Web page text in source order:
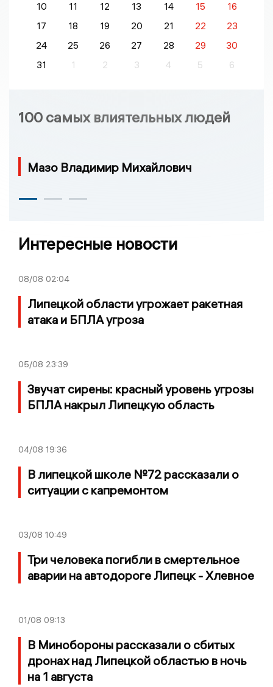
10
11 12 13 14 15
16
17
18 19 20 21 22
23
24
25 26 27 28 29
30
31
1 2 3 4 5 6
100 самых влиятельных людей
Мазо Владимир Михайлович
Интересные новости
08/08 02:04
Липецкой области угрожает ракетная
атака и БПЛА угроза
05/08 23:39
Звучат сирены: красный уровень угрозы
БПЛА накрыл Липецкую область
04/08 19:36
В липецкой школе №72 рассказали о
ситуации с капремонтом
03/08 10:49
Три человека погибли в смертельное
аварии на автодороге Липецк - Хлевное
01/08 09:13
В Минобороны рассказали о сбитых
дронах над Липецкой областью в ночь
на 1 августа